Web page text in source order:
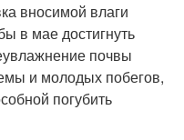
вносимой влаги
в мае достигнуть
почвы
и молодых побегов,
погубить